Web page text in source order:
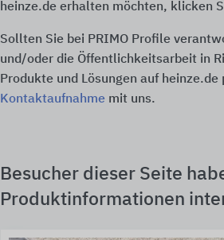
heinze.de erhalten möchten, klicken
Sollten Sie bei PRIMO Profile
und/oder die Öffentlichkeitsarbeit in
Produkte und Lösungen auf
Kontaktaufnahme mit uns.
Besucher dieser Seite
Produktinformationen